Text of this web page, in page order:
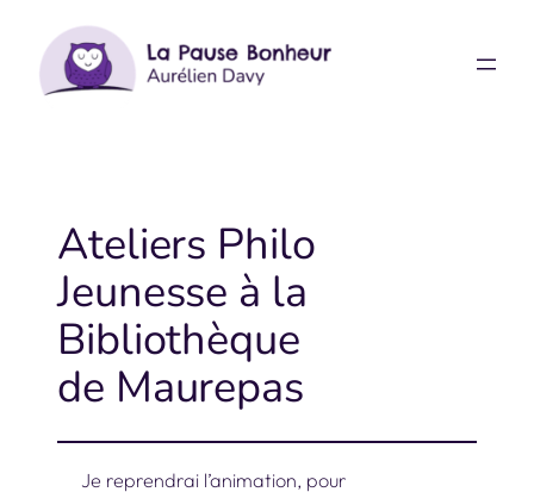
contenu
Ateliers Philo
Jeunesse à la
Bibliothèque
de Maurepas
Je reprendrai l’animation, pour